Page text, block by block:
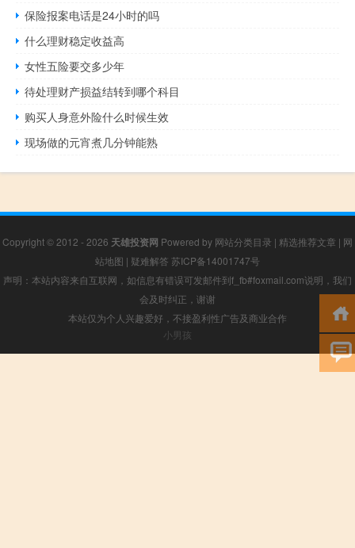
保险报案电话是24小时的吗
什么理财稳定收益高
女性五险要交多少年
待处理财产损益结转到哪个科目
购买人身意外险什么时候生效
现场做的元宵煮几分钟能熟
Copyright © 2012 - 2026 天雄投资网 Powered by 网站分类目录 | 精选推荐文章 | 网
站地图 | 疑难解答 苏ICP备14001747号
声明：本站内容来自互联网，如信息有错误可发邮件到f_fb#foxmail.com说明，我们
会及时纠正，谢谢
本站仅为个人兴趣爱好，不接盈利性广告及商业合作
小男孩